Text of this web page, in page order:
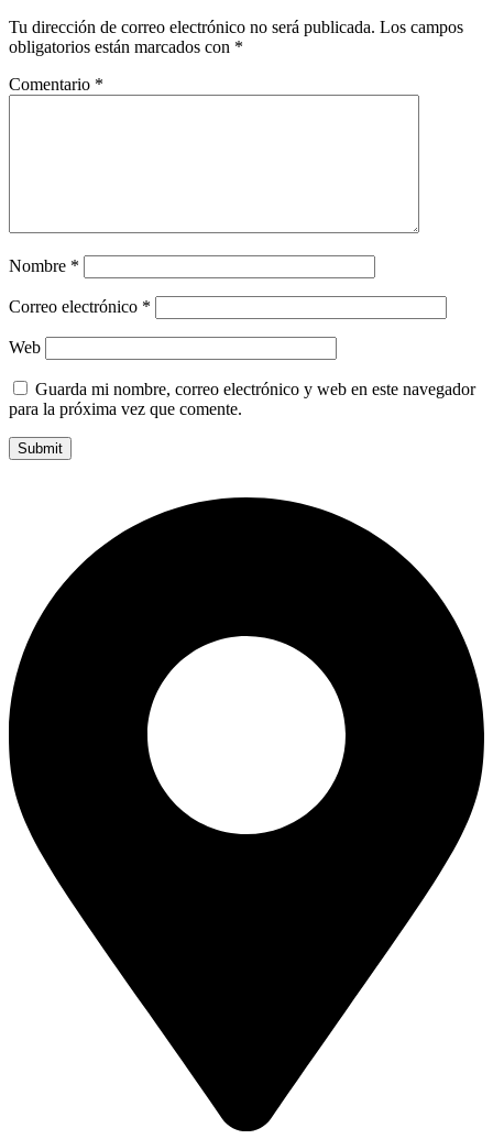
Tu dirección de correo electrónico no será publicada. Los campos
obligatorios están marcados con *
Comentario *
Nombre *
Correo electrónico *
Web
Guarda mi nombre, correo electrónico y web en este navegador
para la próxima vez que comente.